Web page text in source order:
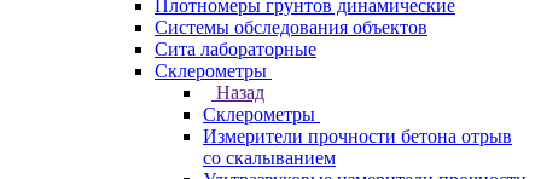
Плотномеры грунтов динамические
Системы обследования объектов
Сита лабораторные
Склерометры
Назад
Склерометры
Измерители прочности бетона отрыв
со скалыванием